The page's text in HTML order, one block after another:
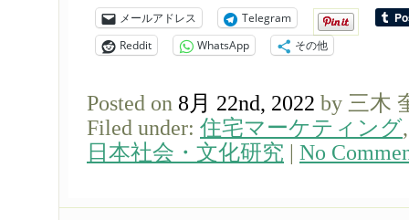
メールアドレス
Telegram
Reddit
WhatsApp その他
Posted on 8月 22nd, 2022 by 三木
Filed under: 住宅マーケティング
日本社会・文化研究 | No